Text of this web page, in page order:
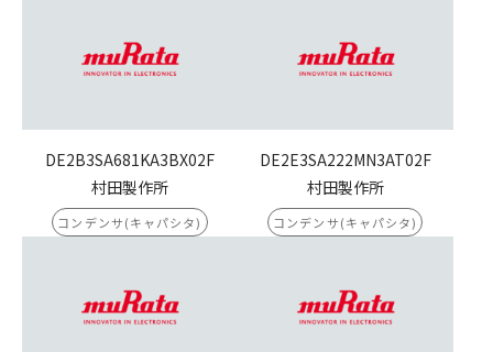
DE2B3SA681KA3BX02F
村田製作所
コンデンサ(キャパシタ)
DE2E3SA222MN3AT02F
村田製作所
コンデンサ(キャパシタ)